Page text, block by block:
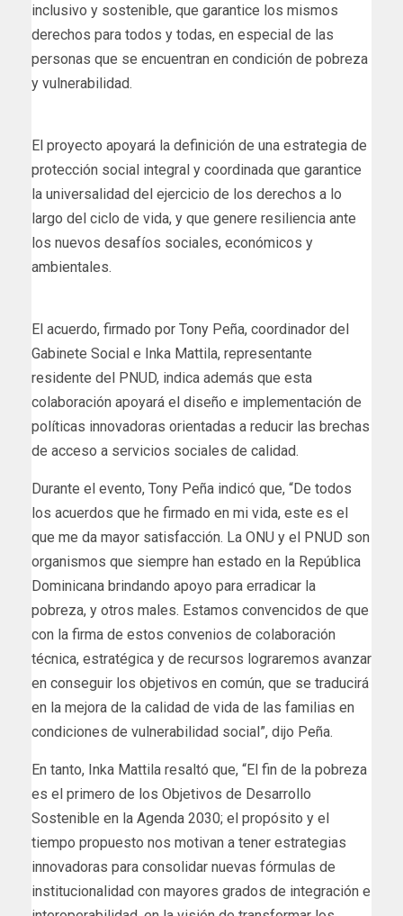
inclusivo y sostenible, que garantice los mismos
derechos para todos y todas, en especial de las
personas que se encuentran en condición de pobreza
y vulnerabilidad.
El proyecto apoyará la definición de una estrategia de
protección social integral y coordinada que garantice
la universalidad del ejercicio de los derechos a lo
largo del ciclo de vida, y que genere resiliencia ante
los nuevos desafíos sociales, económicos y
ambientales.
El acuerdo, firmado por Tony Peña, coordinador del
Gabinete Social e Inka Mattila, representante
residente del PNUD, indica además que esta
colaboración apoyará el diseño e implementación de
políticas innovadoras orientadas a reducir las brechas
de acceso a servicios sociales de calidad.
Durante el evento, Tony Peña indicó que, “De todos
los acuerdos que he firmado en mi vida, este es el
que me da mayor satisfacción. La ONU y el PNUD son
organismos que siempre han estado en la República
Dominicana brindando apoyo para erradicar la
pobreza, y otros males. Estamos convencidos de que
con la firma de estos convenios de colaboración
técnica, estratégica y de recursos lograremos avanzar
en conseguir los objetivos en común, que se traducirá
en la mejora de la calidad de vida de las familias en
condiciones de vulnerabilidad social”, dijo Peña.
En tanto, Inka Mattila resaltó que, “El fin de la pobreza
es el primero de los Objetivos de Desarrollo
Sostenible en la Agenda 2030; el propósito y el
tiempo propuesto nos motivan a tener estrategias
innovadoras para consolidar nuevas fórmulas de
institucionalidad con mayores grados de integración e